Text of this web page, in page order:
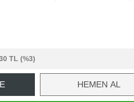
TL (%3)
HEMEN AL